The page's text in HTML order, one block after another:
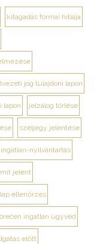
kitagadás formai hibája
jog tulajdoni lapon
lapon jelzálog törlése
széljegy jelentése
ingatlan-nyilvántartás
jelent
ellenőrzés
ingatlan ügyvéd
előtt